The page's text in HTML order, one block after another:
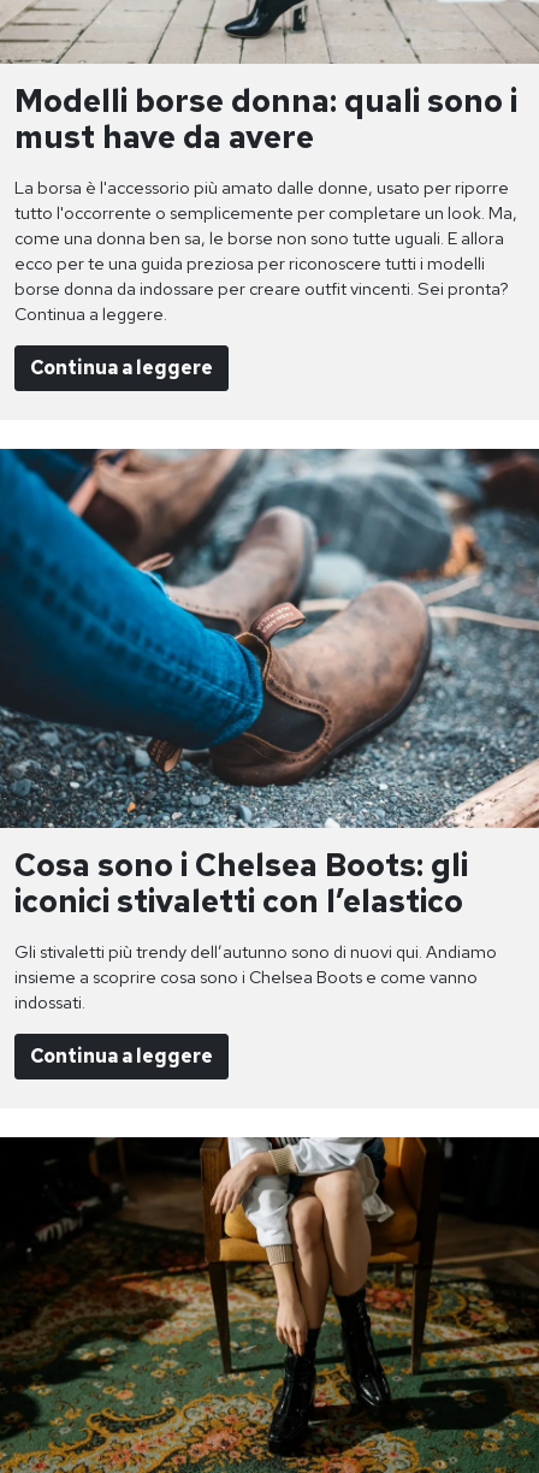
Modelli borse donna: quali sono i
must have da avere
La borsa è l'accessorio più amato dalle donne, usato per riporre
tutto l'occorrente o semplicemente per completare un look. Ma,
come una donna ben sa, le borse non sono tutte uguali. E allora
ecco per te una guida preziosa per riconoscere tutti i modelli
borse donna da indossare per creare outfit vincenti. Sei pronta?
Continua a leggere.
Continua a leggere
Cosa sono i Chelsea Boots: gli
iconici stivaletti con l’elastico
Gli stivaletti più trendy dell’autunno sono di nuovi qui. Andiamo
insieme a scoprire cosa sono i Chelsea Boots e come vanno
indossati.
Continua a leggere